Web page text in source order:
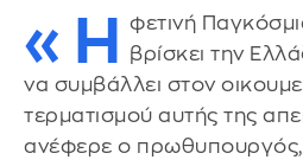
«Η φετινή
βρίσκει την
να συμβάλλει στον
τερματισμού αυτής της
ανέφερε ο πρωθυπουργός,